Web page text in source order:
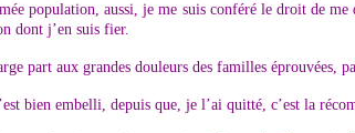
population, aussi, je me suis conféré le droit de
dont j’en suis fier.
part aux grandes douleurs des familles éprouvées,
bien embelli, depuis que, je l’ai quitté, c’est la